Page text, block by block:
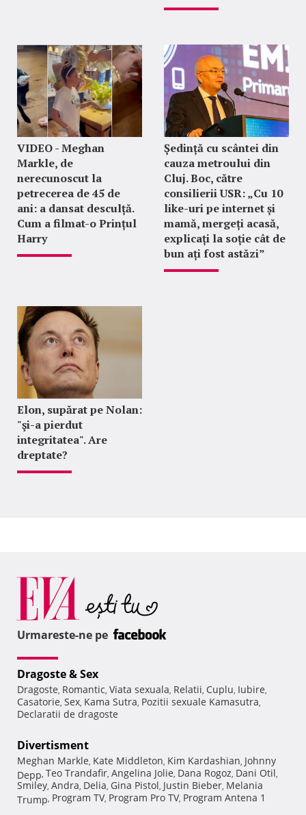
VIDEO - Meghan
Markle, de
nerecunoscut la
petrecerea de 45 de
ani: a dansat desculță.
Cum a filmat-o Prințul
Harry
Ședință cu scântei din
cauza metroului din
Cluj. Boc, către
consilierii USR: „Cu 10
like-uri pe internet și
mamă, mergeți acasă,
explicați la soție cât de
bun ați fost astăzi”
Elon, supărat pe Nolan:
"şi-a pierdut
integritatea". Are
dreptate?
Urmareste-ne pe
Dragoste & Sex
Dragoste, Romantic, Viata sexuala, Relatii, Cuplu, Iubire,
Casatorie, Sex, Kama Sutra, Pozitii sexuale Kamasutra,
Declaratii de dragoste
Divertisment
Meghan Markle, Kate Middleton, Kim Kardashian, Johnny
Depp, Teo Trandafir, Angelina Jolie, Dana Rogoz, Dani Otil,
Smiley, Andra, Delia, Gina Pistol, Justin Bieber, Melania
Trump, Program TV, Program Pro TV, Program Antena 1